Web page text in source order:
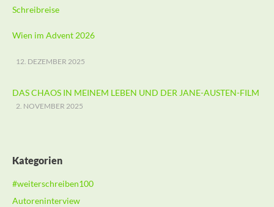
Schreibreise
Wien im Advent 2026
12. DEZEMBER 2025
DAS CHAOS IN MEINEM LEBEN UND DER JANE-AUSTEN-FILM
2. NOVEMBER 2025
Kategorien
#weiterschreiben100
Autoreninterview